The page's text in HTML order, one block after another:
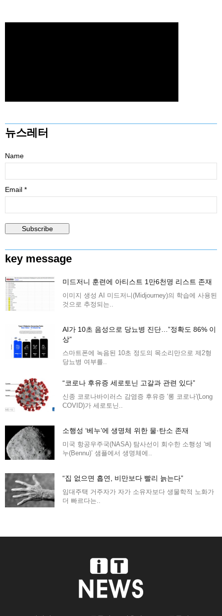
뉴스레터
Name
Email *
key message
미드저니 훈련에 아티스트 1만6천명 리스트 존재
이미지 생성 AI 미드저니(Midjourney)의 학습에 사용된
것으로 추정되는..
AI가 10초 음성으로 당뇨병 진단…”정확도 86% 이
상”
스마트폰에 녹음된 10초 정도의 목소리만으로 제2형
당뇨병 여부를..
“코로나 후유증 세로토닌 고갈과 관련 있다”
신종 코로나바이러스 감염증 후유증 '롱 코로나'(Long
COVID)가 세로토닌..
소행성 ‘베누’에 생명체 위한 물·탄소 존재
미국 항공우주국(NASA) 탐사선이 회수한 소행성 ‘베
누(Bennu)’ 샘플에서 생명체에..
“집 없으면 흡연, 비만보다 빨리 늙는다”
임대주택 거주자가 자가 소유자보다 생물학적 노화가
더 빠르다는..